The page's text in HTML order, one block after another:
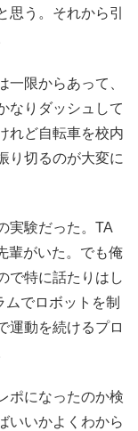
思う。それから引
限からあって、
なりダッシュして
れど自転車を校内
り切るのが大変に
実験だった。TA
輩がいた。でも俺
で特に話たりはし
でロボットを制
運動を続けるプロ
ポになったのか検
いいかよくわから